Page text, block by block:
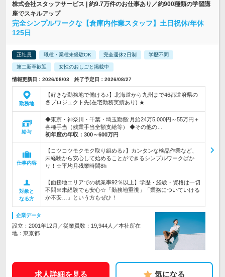
株式会社スタッフサービス | 約9.7万件のお仕事あり／約900種類の学習講
座でスキルアップ
完全シンプルワークな【倉庫内作業スタッフ】土日祝休/年休
125日
正社員 職種・業種未経験OK 完全週休2日制 学歴不問
第二新卒歓迎 女性のおしごと掲載中
情報更新日：2026/08/03 終了予定日：2026/08/27
勤務地
【好きな勤務地で働ける♪】北海道から九州まで46都道府県の
各プロジェクト先(在宅勤務実績あり) ★…
給与
◆東京・神奈川・千葉・埼玉勤務:月給24万5,000円～55万円＋
各種手当（残業手当全額支給等） ◆その他の…
初年度の年収： 300～600万円
仕事内容
【コツコツモクモク取り組める♪】カンタンな検品作業など、
未経験から安心して始めることができるシンプルワークばか
り！☆平均月残業時間8h
対象と
なる方
【面接地エリアでの就業率92％以上】学歴・経験・資格は一切
不問※未経験でも安心☆「勤務地重視」「業務についていける
か不安…」という方もぜひ！
企業データ
設立：2001年12月／従業員数：19,944人／本社所在
地：東京都
求人詳細を見る 気になる